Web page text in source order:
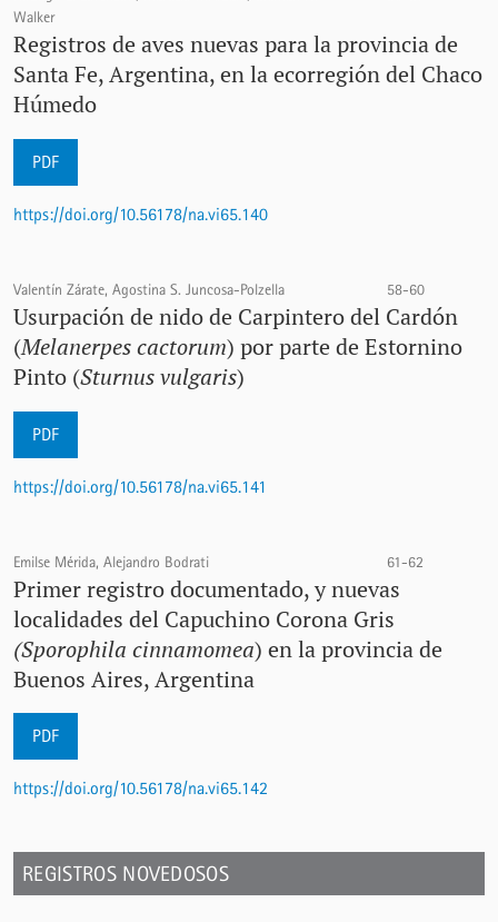
Walker
Registros de aves nuevas para la provincia de
Santa Fe, Argentina, en la ecorregión del Chaco
Húmedo
PDF
https://doi.org/10.56178/na.vi65.140
Valentín Zárate, Agostina S. Juncosa-Polzella 58-60
Usurpación de nido de Carpintero del Cardón
(Melanerpes cactorum) por parte de Estornino
Pinto (Sturnus vulgaris)
PDF
https://doi.org/10.56178/na.vi65.141
Emilse Mérida, Alejandro Bodrati 61-62
Primer registro documentado, y nuevas
localidades del Capuchino Corona Gris
(Sporophila cinnamomea) en la provincia de
Buenos Aires, Argentina
PDF
https://doi.org/10.56178/na.vi65.142
REGISTROS NOVEDOSOS